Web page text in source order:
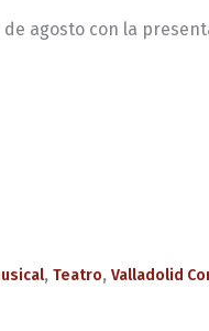
agosto con la
, Teatro, Valladolid